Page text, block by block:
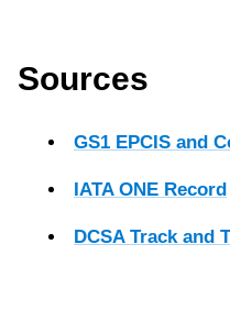
Sources
GS1 EPCIS and
IATA ONE Record
DCSA Track and